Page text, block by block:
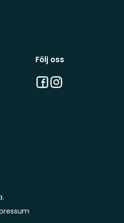
Följ oss
Facebook
Instagram